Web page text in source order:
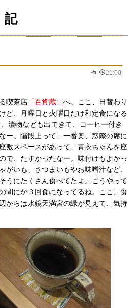
21:00
喫茶店 「百貨蔵」 へ。ここ、日替わり
ど、月曜日と火曜日だけ和定食になる
漬物なども出てきて、コーヒー付き
ー。階段上って、一番奥、窓際の席に
敷スペースがあって、青衣ちゃんを座
で、たすかったなー。味付けもよかっ
がいも、さつまいもやお味噌汁など、
うにたくさん食べてたよ。こうやって
間にか３回食になってるね。ここ、食
からは水鏡天満宮の緑が見えて、気持